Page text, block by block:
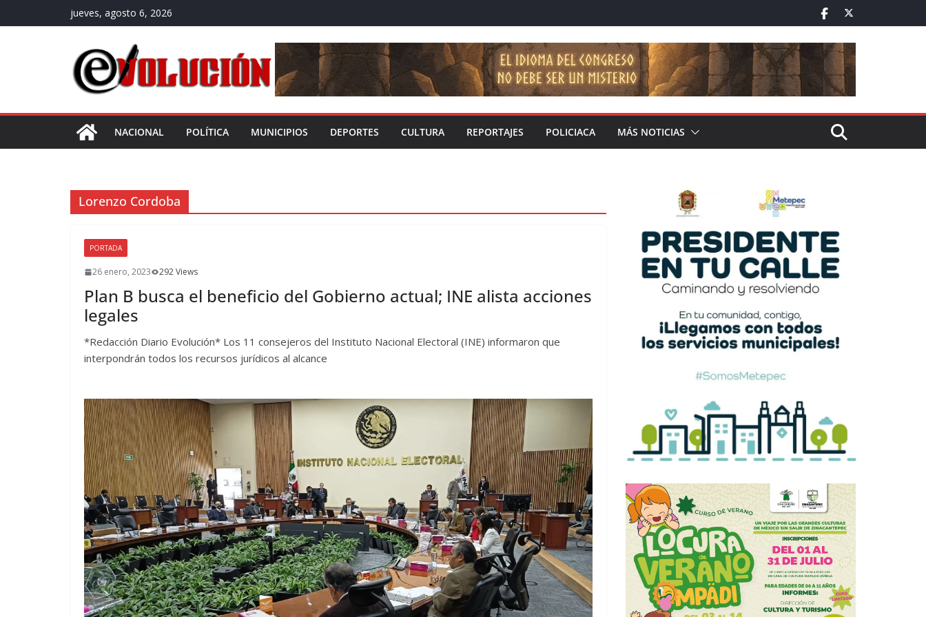
al
jueves, agosto 6, 2026
NACIONAL POLÍTICA MUNICIPIOS DEPORTES CULTURA REPORTAJES POLICIACA MÁS NOTICIAS
Lorenzo Cordoba
PORTADA
26 enero, 2023 292 Views
Plan B busca el beneficio del Gobierno actual; INE alista acciones
legales
*Redacción Diario Evolución* Los 11 consejeros del Instituto Nacional Electoral (INE) informaron que
interpondrán todos los recursos jurídicos al alcance